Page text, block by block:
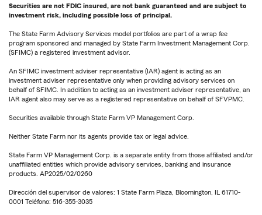
Securities are not FDIC insured, are not bank guaranteed and are subject to
investment risk, including possible loss of principal.
The State Farm Advisory Services model portfolios are part of a wrap fee
program sponsored and managed by State Farm Investment Management Corp.
(SFIMC) a registered investment advisor.
An SFIMC investment adviser representative (IAR) agent is acting as an
investment adviser representative only when providing advisory services on
behalf of SFIMC. In addition to acting as an investment adviser representative, an
IAR agent also may serve as a registered representative on behalf of SFVPMC.
Securities available through State Farm VP Management Corp.
Neither State Farm nor its agents provide tax or legal advice.
State Farm VP Management Corp. is a separate entity from those affiliated and/or
unaffiliated entities which provide advisory services, banking and insurance
products. AP2025/02/0260
Dirección del supervisor de valores: 1 State Farm Plaza, Bloomington, IL 61710-
0001 Teléfono: 516-355-3035